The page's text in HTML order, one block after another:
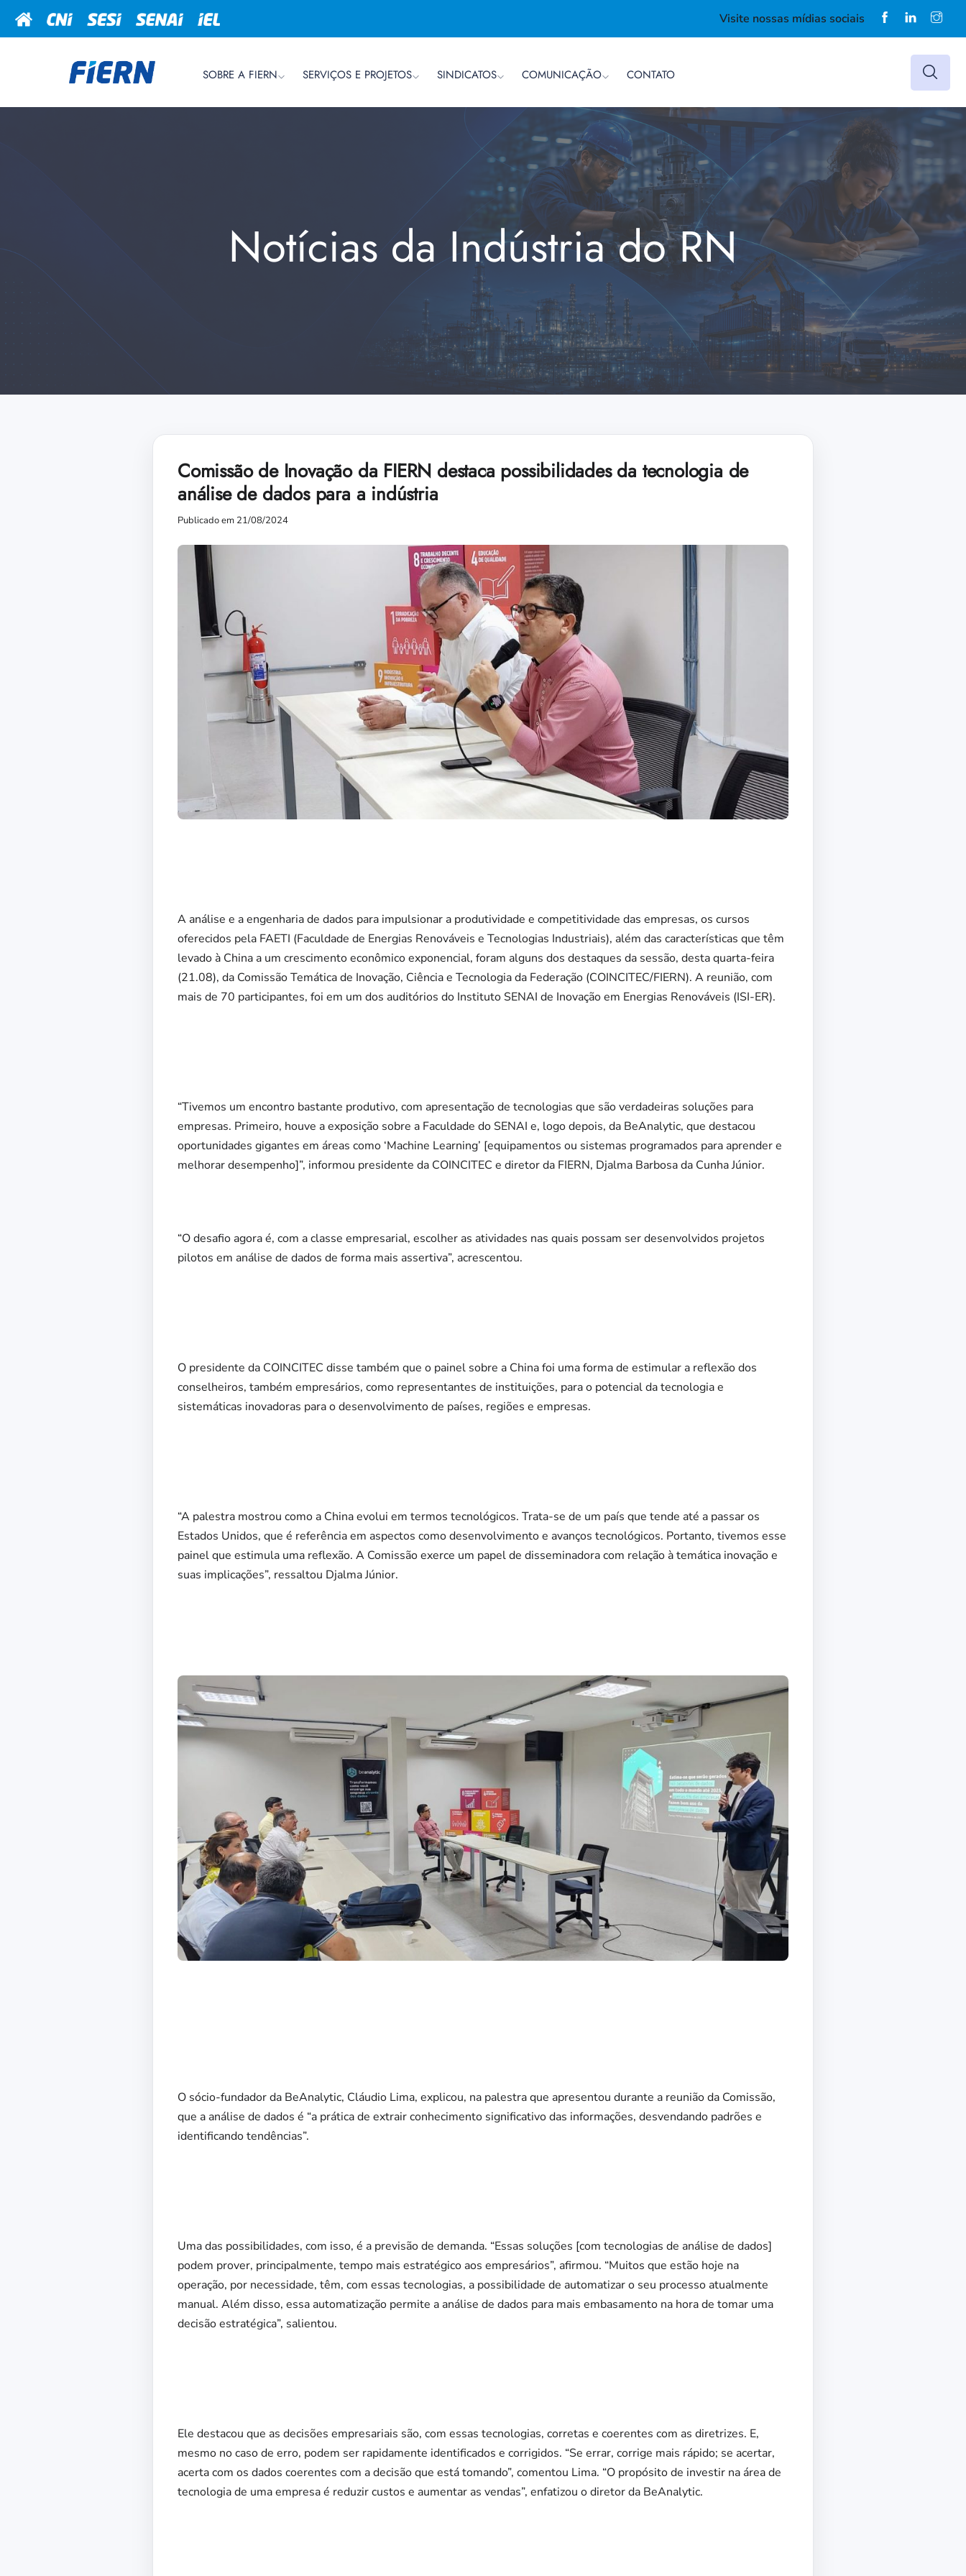
Visite nossas mídias sociais
SOBRE A FIERN SERVIÇOS E PROJETOS SINDICATOS COMUNICAÇÃO CONTATO
Notícias da Indústria do RN
Comissão de Inovação da FIERN destaca possibilidades da tecnologia de
análise de dados para a indústria
Publicado em 21/08/2024
A análise e a engenharia de dados para impulsionar a produtividade e competitividade das empresas, os cursos
oferecidos pela FAETI (Faculdade de Energias Renováveis e Tecnologias Industriais), além das características que têm
levado à China a um crescimento econômico exponencial, foram alguns dos destaques da sessão, desta quarta-feira
(21.08), da Comissão Temática de Inovação, Ciência e Tecnologia da Federação (COINCITEC/FIERN). A reunião, com
mais de 70 participantes, foi em um dos auditórios do Instituto SENAI de Inovação em Energias Renováveis (ISI-ER).
“Tivemos um encontro bastante produtivo, com apresentação de tecnologias que são verdadeiras soluções para
empresas. Primeiro, houve a exposição sobre a Faculdade do SENAI e, logo depois, da BeAnalytic, que destacou
oportunidades gigantes em áreas como ‘Machine Learning’ [equipamentos ou sistemas programados para aprender e
melhorar desempenho]”, informou presidente da COINCITEC e diretor da FIERN, Djalma Barbosa da Cunha Júnior.
“O desafio agora é, com a classe empresarial, escolher as atividades nas quais possam ser desenvolvidos projetos
pilotos em análise de dados de forma mais assertiva”, acrescentou.
O presidente da COINCITEC disse também que o painel sobre a China foi uma forma de estimular a reflexão dos
conselheiros, também empresários, como representantes de instituições, para o potencial da tecnologia e
sistemáticas inovadoras para o desenvolvimento de países, regiões e empresas.
“A palestra mostrou como a China evolui em termos tecnológicos. Trata-se de um país que tende até a passar os
Estados Unidos, que é referência em aspectos como desenvolvimento e avanços tecnológicos. Portanto, tivemos esse
painel que estimula uma reflexão. A Comissão exerce um papel de disseminadora com relação à temática inovação e
suas implicações”, ressaltou Djalma Júnior.
O sócio-fundador da BeAnalytic, Cláudio Lima, explicou, na palestra que apresentou durante a reunião da Comissão,
que a análise de dados é “a prática de extrair conhecimento significativo das informações, desvendando padrões e
identificando tendências”.
Uma das possibilidades, com isso, é a previsão de demanda. “Essas soluções [com tecnologias de análise de dados]
podem prover, principalmente, tempo mais estratégico aos empresários”, afirmou. “Muitos que estão hoje na
operação, por necessidade, têm, com essas tecnologias, a possibilidade de automatizar o seu processo atualmente
manual. Além disso, essa automatização permite a análise de dados para mais embasamento na hora de tomar uma
decisão estratégica”, salientou.
Ele destacou que as decisões empresariais são, com essas tecnologias, corretas e coerentes com as diretrizes. E,
mesmo no caso de erro, podem ser rapidamente identificados e corrigidos. “Se errar, corrige mais rápido; se acertar,
acerta com os dados coerentes com a decisão que está tomando”, comentou Lima. “O propósito de investir na área de
tecnologia de uma empresa é reduzir custos e aumentar as vendas”, enfatizou o diretor da BeAnalytic.